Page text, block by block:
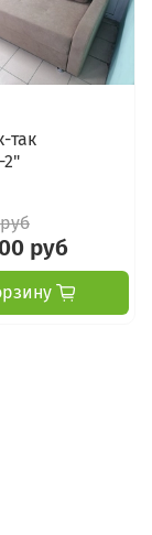
так
руб